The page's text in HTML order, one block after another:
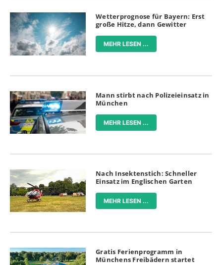
Wetterprognose für Bayern: Erst
große Hitze, dann Gewitter
MEHR LESEN ...
Mann stirbt nach Polizeieinsatz in
München
MEHR LESEN ...
Nach Insektenstich: Schneller
Einsatz im Englischen Garten
MEHR LESEN ...
Gratis Ferienprogramm in
Münchens Freibädern startet